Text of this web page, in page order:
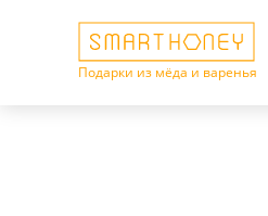
Подарки из мёда и варенья